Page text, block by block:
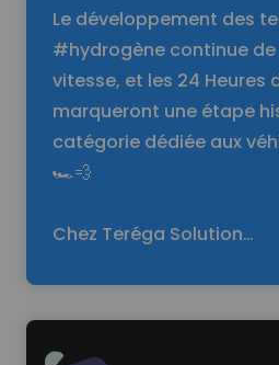
Le développement des
#hydrogène continue de
vitesse, et les 24 Heures
marqueront une étape
catégorie dédiée aux
🏎️💨
Chez Teréga Solution…
Read more